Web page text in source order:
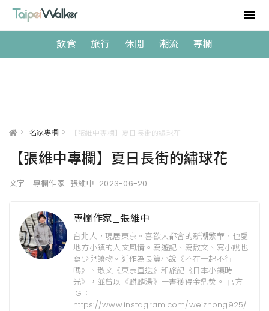
飲食 旅行 休閒 潮流 專欄
> 名家專欄 > 【張維中專欄】夏日長街的繡球花
【張維中專欄】夏日長街的繡球花
文字｜專欄作家_張維中 2023-06-20
專欄作家_張維中
台北人，現居東京。喜歡大都會的新潮繁華，也愛
地方小鎮的人文風情。寫遊記、寫散文、寫小說也
寫少兒讀物。近作為長篇小說《不在一起不行
嗎》、散文《東京直送》和旅記《日本小鎮時
光》，並曾以《麒麟湯》一書獲得金鼎獎。 官方
IG：
https://www.instagram.com/weizhong925/